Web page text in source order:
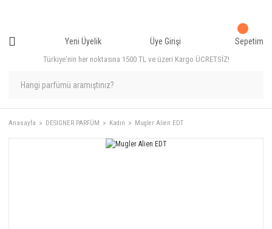
Türkiye'nin her noktasına 1500 TL ve üzeri Kargo ÜCRETSİZ!
Yeni Üyelik Üye Girişi Sepetim
Anasayfa DESIGNER PARFÜM Kadın Mugler Alien EDT